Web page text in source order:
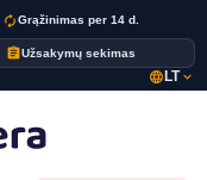
autorenewGrąžinimas per 14 d.
assignmentUžsakymų sekimas
language LTexpand_more